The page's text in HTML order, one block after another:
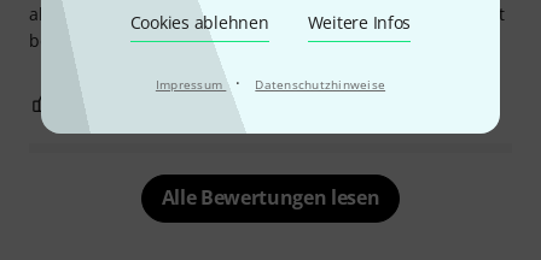
Cookies ablehnen Weitere Infos
Impressum · Datenschutzhinweise
aktuellen Felle sind von mittlerer Qualität und klingen nicht
besonders gut.
BEWERTUNG MELDEN
Alle Bewertungen lesen